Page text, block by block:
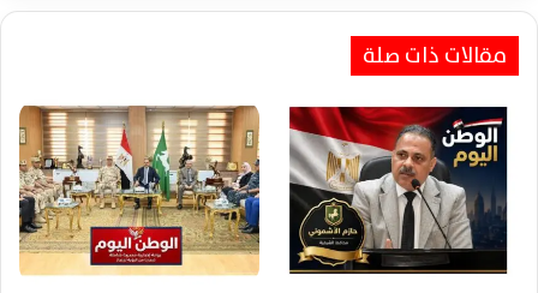
محافظ الشرقية يُجري حركة تنقلات موسعة لتعزيز
كفاءة القيادات التنفيذية وتحسين الخدمات
مقالات ذات صلة